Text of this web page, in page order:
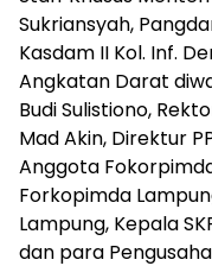
Sukriansyah,
Kasdam II Kol. Inf.
Angkatan Darat
Budi Sulistiono,
Mad Akin, Direktur
Anggota
Forkopimda
Lampung, Kepala
dan para